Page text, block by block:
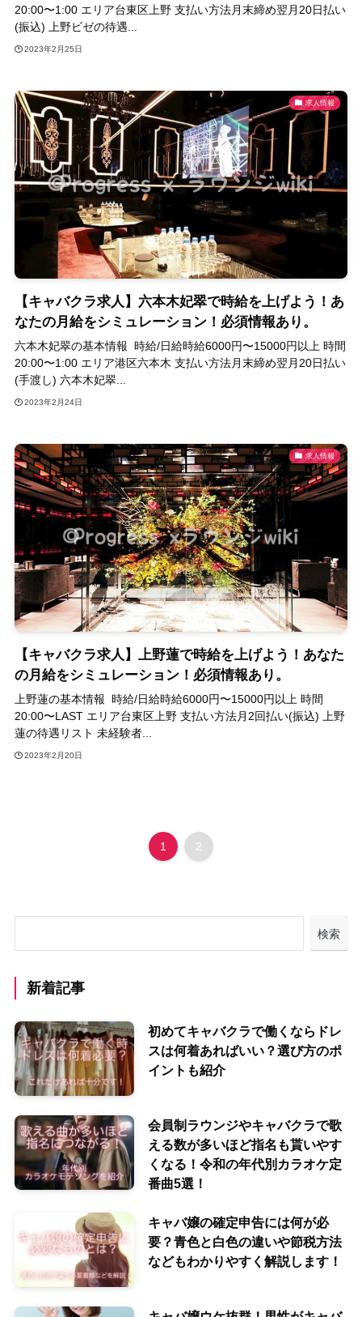
20:00〜1:00 エリア台東区上野 支払い方法月末締め翌月20日払い
(振込) 上野ビゼの待遇...
2023年2月25日
求人情報
【キャバクラ求人】六本木妃翠で時給を上げよう！あ
なたの月給をシミュレーション！必須情報あり。
六本木妃翠の基本情報 時給/日給時給6000円〜15000円以上 時間
20:00〜1:00 エリア港区六本木 支払い方法月末締め翌月20日払い
(手渡し) 六本木妃翠...
2023年2月24日
求人情報
【キャバクラ求人】上野蓮で時給を上げよう！あなた
の月給をシミュレーション！必須情報あり。
上野蓮の基本情報 時給/日給時給6000円〜15000円以上 時間
20:00〜LAST エリア台東区上野 支払い方法月2回払い(振込) 上野
蓮の待遇リスト 未経験者...
2023年2月20日
1 2
検索
新着記事
初めてキャバクラで働くならドレ
スは何着あればいい？選び方のポ
イントも紹介
会員制ラウンジやキャバクラで歌
える数が多いほど指名も貰いやす
くなる！令和の年代別カラオケ定
番曲5選！
キャバ嬢の確定申告には何が必
要？青色と白色の違いや節税方法
などもわかりやすく解説します！